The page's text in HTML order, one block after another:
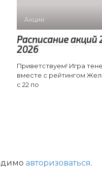
Акции
Расписание
2026
Приветствуем! Игра
вместе с рейтингом
с 22 по
авторизоваться.